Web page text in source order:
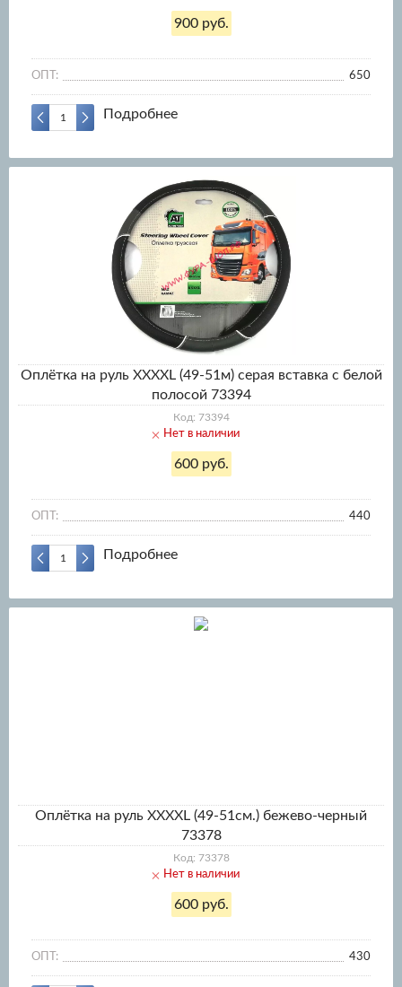
900 руб.
ОПТ: 650
Подробнее
Оплётка на руль XXXXL (49-51м) серая вставка с белой
полосой 73394
Код: 73394
Нет в наличии
600 руб.
ОПТ: 440
Подробнее
Оплётка на руль XXXXL (49-51см.) бежево-черный
73378
Код: 73378
Нет в наличии
600 руб.
ОПТ: 430